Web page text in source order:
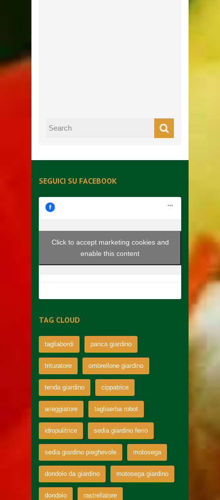
SEGUICI SU FACEBOOK
Click to accept marketing cookies and
enable this content
TAG CLOUD
tagliabordi panca giardino
trituratore ombrellone giardino
tenda giardino cippatrice
arieggiatore tagliaerba robot
idropulitrice sedia giardino ferro
sedia giardino pieghevole motosega
dondolo da giardino motosega giardino
dondolo rastrellatore